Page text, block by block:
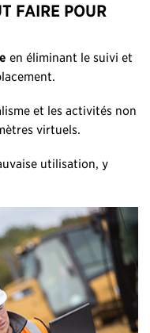
FAIRE POUR
en éliminant le suivi et
et les activités non
virtuels.
utilisation, y